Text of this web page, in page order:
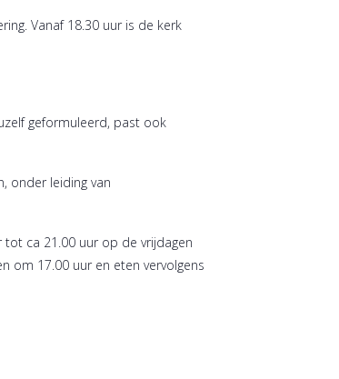
Vanaf 18.30 uur is de kerk
geformuleerd, past ook
onder leiding van
ca 21.00 uur op de vrijdagen
om 17.00 uur en eten vervolgens